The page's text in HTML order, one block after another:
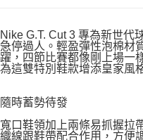
Nike G.T. Cut 3 專為新世代
急停過人。輕盈彈性泡棉材
躍，四節比賽都像剛上場一
為這雙特別鞋款增添皇家風
隨時蓄勢待發
寬口鞋領加上兩條易抓握拉
織線跟鞋帶配合作用，方便